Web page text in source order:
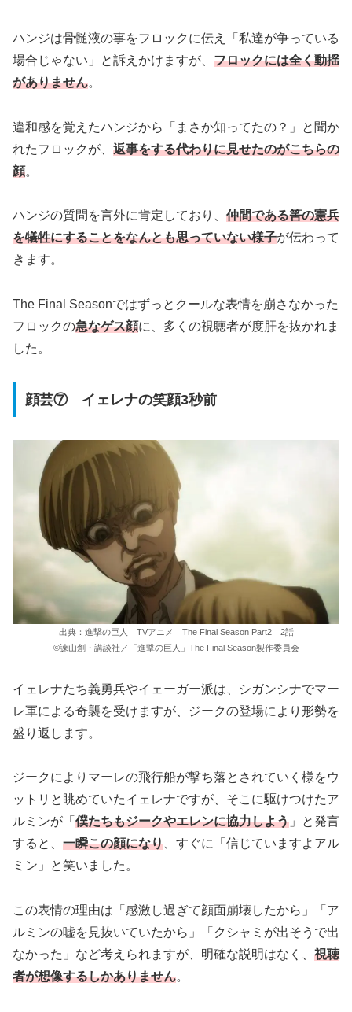
ハンジは骨髄液の事をフロックに伝え「私達が争っている
場合じゃない」と訴えかけますが、 フロックには全く動揺
がありません。
違和感を覚えたハンジから「まさか知ってたの？」と聞か
れたフロックが、 返事をする代わりに見せたのがこちらの
顔。
ハンジの質問を言外に肯定しており、 仲間である筈の憲兵
を犠牲にすることをなんとも思っていない様子が伝わって
きます。
The Final Seasonではずっとクールな表情を崩さなかった
フロックの急なゲス顔に、多くの視聴者が度肝を抜かれま
した。
顔芸⑦ イェレナの笑顔3秒前
出典：進撃の巨人 TVアニメ The Final Season Part2 2話
©諫山創・講談社／「進撃の巨人」The Final Season製作委員会
イェレナたち義勇兵やイェーガー派は、シガンシナでマー
レ軍による奇襲を受けますが、ジークの登場により形勢を
盛り返します。
ジークによりマーレの飛行船が撃ち落とされていく様をウ
ットリと眺めていたイェレナですが、そこに駆けつけたア
ルミンが「 僕たちもジークやエレンに協力しよう 」と発言
すると、 一瞬この顔になり 、すぐに「信じていますよアル
ミン」と笑いました。
この表情の理由は「感激し過ぎて顔面崩壊したから」「ア
ルミンの嘘を見抜いていたから」「クシャミが出そうで出
なかった」など考えられますが、明確な説明はなく、 視聴
者が想像するしかありません。